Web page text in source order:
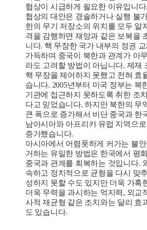
협상이 시급하게 필요한 이유입니다.
협상의 대안은 경솔하거나 실행 불
한의 무기 저장소의 위치를 모두 알
격을 감행하면 재앙과 같은 보복을
니다. 핵 무장한 국가 내부의 정권 교
가득하며 중국이 북한과 관계가 아
라도 고려할 방법이 아닙니다. 제재
핵 무장을 제어하지 못했고 전혀 효
습니다. 2005년부터 미국 정부는 북
기관에 접근하지 못하도록 취한 조
다고 믿었습니다. 하지만 북한의 무
큰 폭으로 증가해서 비단 중국과 한
남아시아와 아프리카 유럽 지역으
증가했습니다.
아시아에서 어렴풋하게 커가는 불안
거하는 유일한 방법은 한국에서 평
중국과 관계를 회복하는 것입니다.
속하고 정치적으로 균형을 다시 맞
성하지 못할 수도 있지만 더욱 가혹
더욱 무력을 과시하는 억지력, 외교
사적 재균형 같은 조치와는 달리 효
도 있습니다.